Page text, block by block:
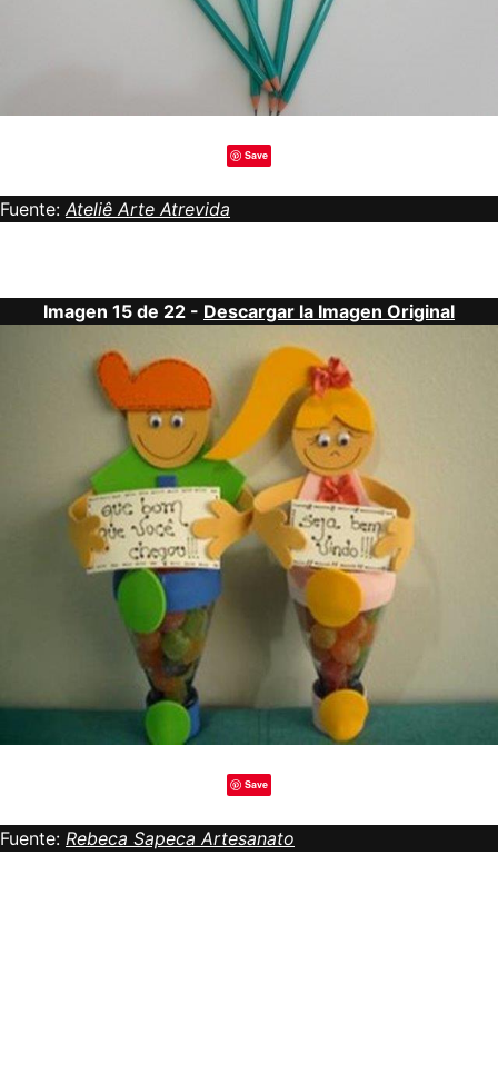
Save
Fuente: Ateliê Arte Atrevida
Imagen 15 de 22 - Descargar la Imagen Original
Save
Fuente: Rebeca Sapeca Artesanato